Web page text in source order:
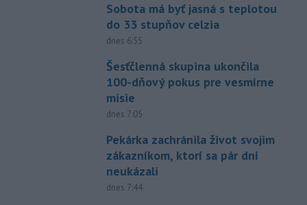
Sobota má byť jasná s teplotou
do 33 stupňov celzia
dnes 6:55
Šesťčlenná skupina ukončila
100-dňový pokus pre vesmírne
misie
dnes 7:05
Pekárka zachránila život svojim
zákazníkom, ktorí sa pár dní
neukázali
dnes 7:44